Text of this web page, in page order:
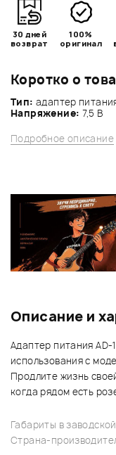
Коротко о
Тип: адаптер
Напряжение: 7,5 В
Подробное описание
30 дней
возврат
100%
оригинал
Описание и
Адаптер питания
использования с
Продлите жизнь
когда рядом есть
Габариты в заводской
Страна-